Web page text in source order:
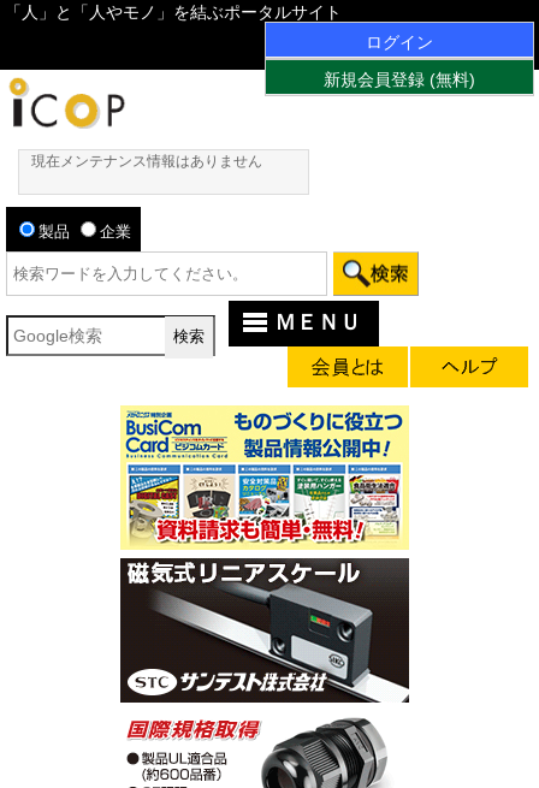
「人」と「人やモノ」を結ぶポータルサイト
ログイン
新規会員登録 (無料)
現在メンテナンス情報はありません
製品 企業
ＭＥＮＵ